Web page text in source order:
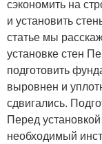
сэкономить на
и установить
статье мы
установке стен
подготовить
выровнен и
сдвигались.
Перед
необходимый